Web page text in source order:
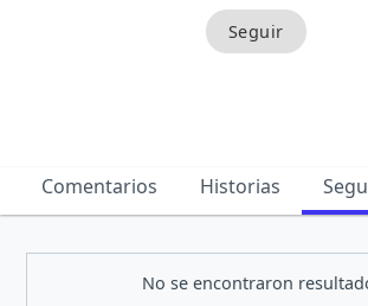
Comentarios Historias
No se encontraron